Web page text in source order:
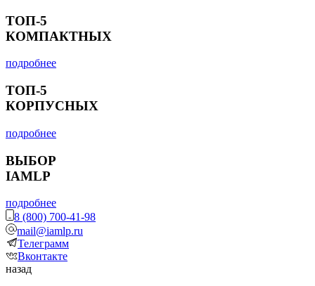
ТОП-5
КОМПАКТНЫХ
подробнее
ТОП-5
КОРПУСНЫХ
подробнее
ВЫБОР
IAMLP
подробнее
8 (800) 700-41-98
mail@iamlp.ru
Телеграмм
Вконтакте
назад